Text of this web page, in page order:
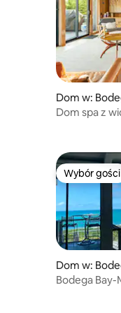
Dom w:
Dom spa z
Wybór gości
Wybór gości
Dom w:
Bodega